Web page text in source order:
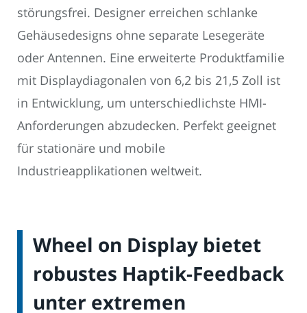
störungsfrei. Designer erreichen schlanke
Gehäusedesigns ohne separate Lesegeräte
oder Antennen. Eine erweiterte Produktfamilie
mit Displaydiagonalen von 6,2 bis 21,5 Zoll ist
in Entwicklung, um unterschiedlichste HMI-
Anforderungen abzudecken. Perfekt geeignet
für stationäre und mobile
Industrieapplikationen weltweit.
Wheel on Display bietet
robustes Haptik-Feedback
unter extremen